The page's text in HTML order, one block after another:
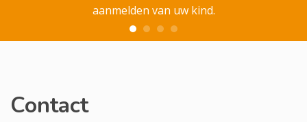
aanmelden van uw kind.
Contact